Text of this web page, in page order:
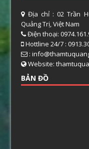
Địa chỉ : 02 Trần
Quảng Trị, Việt Nam
Điện thoại:
Hottline 24/7 :
:
Website:
BẢN ĐỒ